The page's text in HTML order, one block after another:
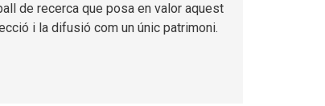
de recerca que posa en valor aquest
i la difusió com un únic patrimoni.